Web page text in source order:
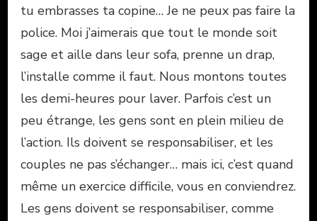
tu embrasses ta copine… Je ne peux pas faire la
police. Moi j’aimerais que tout le monde soit
sage et aille dans leur sofa, prenne un drap,
l’installe comme il faut. Nous montons toutes
les demi-heures pour laver. Parfois c’est un
peu étrange, les gens sont en plein milieu de
l’action. Ils doivent se responsabiliser, et les
couples ne pas s’échanger… mais ici, c’est quand
même un exercice difficile, vous en conviendrez.
Les gens doivent se responsabiliser, comme